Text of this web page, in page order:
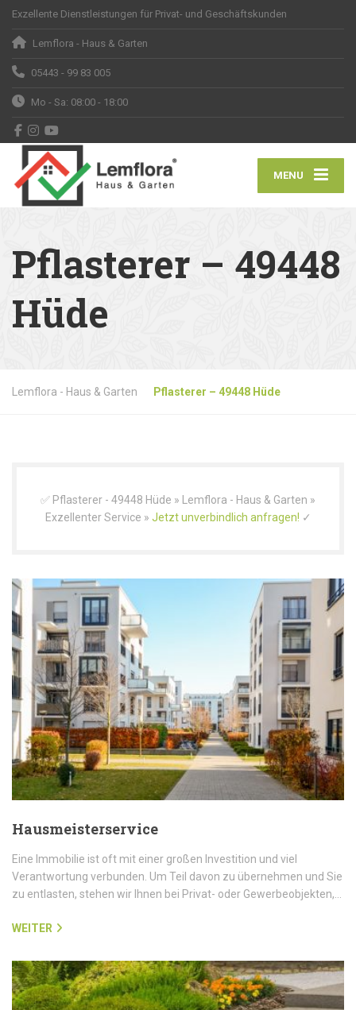
Exzellente Dienstleistungen für Privat- und Geschäftskunden
Lemflora - Haus & Garten
05443 - 99 83 005
Mo - Sa: 08:00 - 18:00
MENU
Pflasterer – 49448
Hüde
Lemflora - Haus & Garten Pflasterer – 49448 Hüde
✅ Pflasterer - 49448 Hüde » Lemflora - Haus & Garten »
Exzellenter Service » Jetzt unverbindlich anfragen! ✓
Hausmeisterservice
Eine Immobilie ist oft mit einer großen Investition und viel
Verantwortung verbunden. Um Teil davon zu übernehmen und Sie
zu entlasten, stehen wir Ihnen bei Privat- oder Gewerbeobjekten,…
WEITER